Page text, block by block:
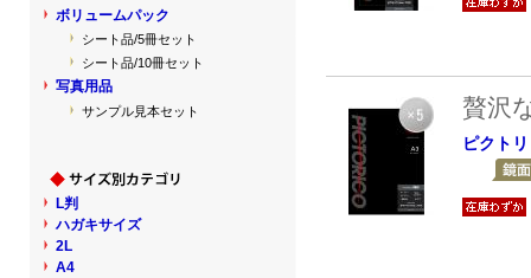
贅沢
ピクト
ボリュームパック
シート品/5冊セット
シート品/10冊セット
写真用品
サンプル見本セット
L判
ハガキサイズ
2L
A4